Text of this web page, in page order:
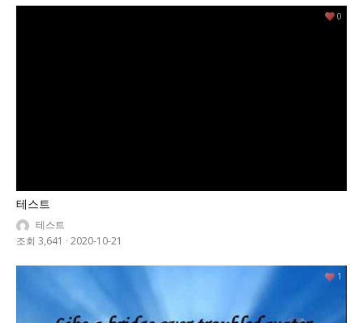
테스트
테스트
조회 3,641 · 2020-10-21
0
1